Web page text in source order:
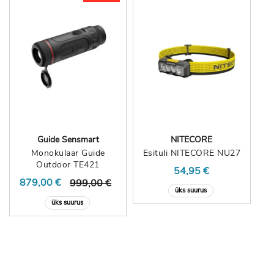
Guide Sensmart
Monokulaar Guide
Outdoor TE421
879,00 € 999,00 €
üks suurus
NITECORE
Esituli NITECORE NU27
54,95 €
üks suurus